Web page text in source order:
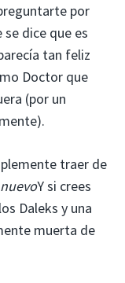
por
dice que es
tan feliz
Doctor que
(por un
traer de
Y si crees
Daleks y una
muerta de